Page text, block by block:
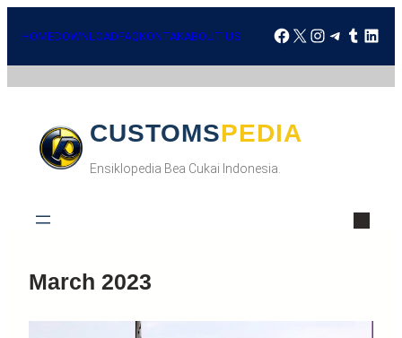
HOMEDOWNLOADFAQKONTAKABOUT US
CUSTOMSPEDIA
Ensiklopedia Bea Cukai Indonesia.
March 2023